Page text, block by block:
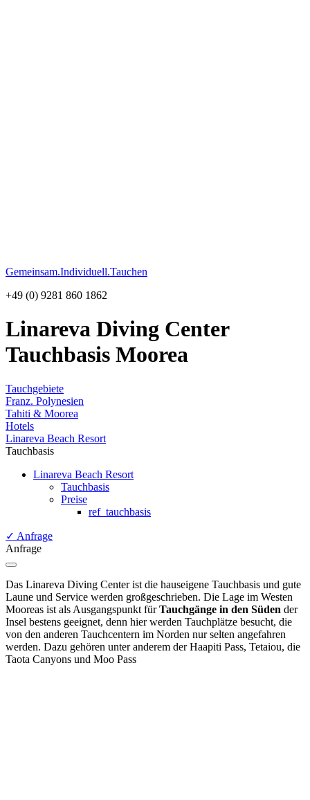
Gemeinsam.Individuell.Tauchen
+49 (0) 9281 860 1862
Linareva Diving Center
Tauchbasis Moorea
Tauchgebiete
Franz. Polynesien
Tahiti & Moorea
Hotels
Linareva Beach Resort
Tauchbasis
Linareva Beach Resort
Tauchbasis
Preise
ref_tauchbasis
✓ Anfrage
Anfrage
Das Linareva Diving Center ist die hauseigene Tauchbasis und gute
Laune und Service werden großgeschrieben. Die Lage im Westen
Mooreas ist als Ausgangspunkt fürTauchgänge in den Süden der
Insel bestens geeignet, denn hier werden Tauchplätze besucht, die
von den anderen Tauchcentern im Norden nur selten angefahren
werden. Dazu gehören unter anderem der Haapiti Pass, Tetaiou, die
Taota Canyons und Moo Pass